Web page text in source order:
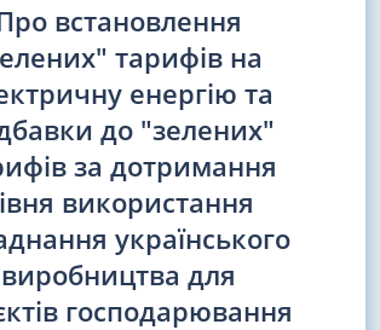
встановлення
тарифів на
енергію та
до "зелених"
за дотримання
використання
українського
виробництва для
господарювання